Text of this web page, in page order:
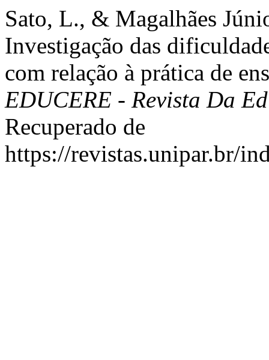
Sato, L., & Magalhães
Investigação das
com relação à prática de
EDUCERE - Revista Da
Recuperado de
https://revistas.unipar.br/